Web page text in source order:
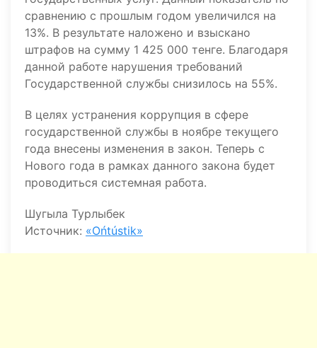
сравнению с прошлым годом увеличился на
13%. В результате наложено и взыскано
штрафов на сумму 1 425 000 тенге. Благодаря
данной работе нарушения требований
Государственной службы снизилось на 55%.
В целях устранения коррупция в сфере
государственной службы в ноябре текущего
года внесены изменения в закон. Теперь с
Нового года в рамках данного закона будет
проводиться системная работа.
Шугыла Турлыбек
Источник: «Ońtústik»